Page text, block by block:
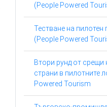
(People Powered
Тестване на пилотен
(People Powered
Втори рунд от срещи
страни в пилотните
Powered Tourism